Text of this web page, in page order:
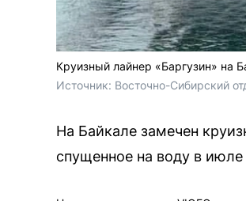
Круизный лайнер «Баргузин» на
Источник: Восточно-Сибирский
На Байкале замечен
спущенное на воду в июле